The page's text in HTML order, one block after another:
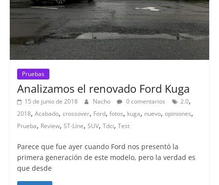
Pruebas
Analizamos el renovado Ford Kuga
15 de junio de 2018 Nacho 0 comentarios 2.0,
2018, Acabado, crossover, Ford, fotos, kuga, nuevo, opiniones,
Prueba, Review, ST-Line, SUV, Tdci, Test
Parece que fue ayer cuando Ford nos presentó la
primera generación de este modelo, pero la verdad es
que desde